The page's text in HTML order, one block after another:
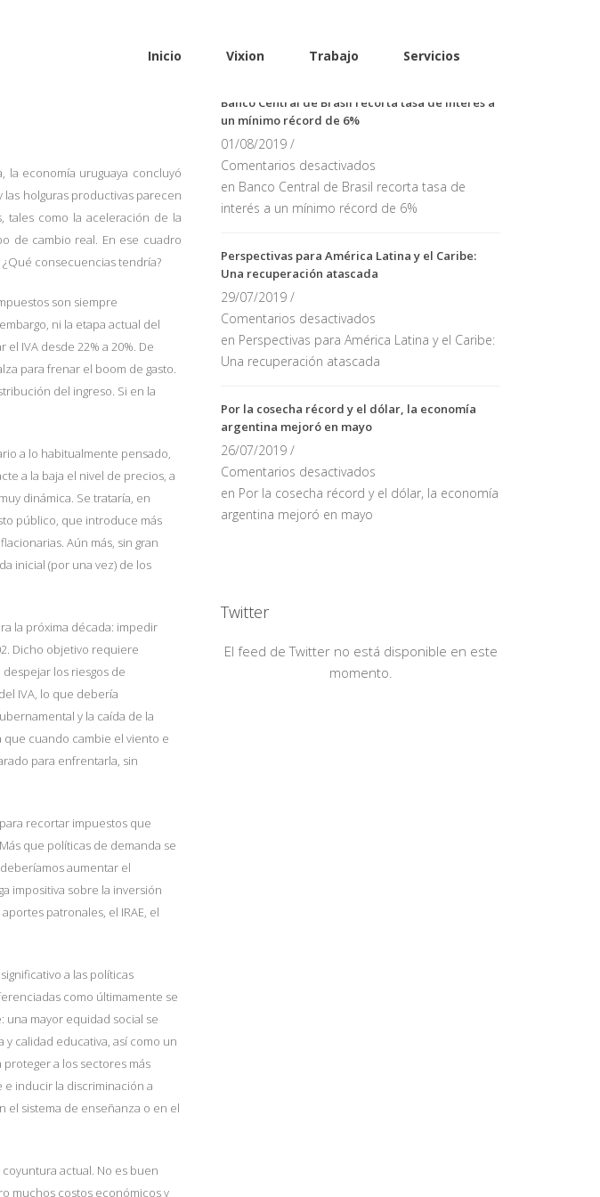
Inicio Vixion Trabajo Servicios
la economía uruguaya concluyó
holguras productivas parecen
tales como la aceleración de la
de cambio real. En ese cuadro
consecuencias tendría?
son siempre
ni la etapa actual del
IVA desde 22% a 20%. De
para frenar el boom de gasto.
del ingreso. Si en la
a lo habitualmente pensado,
a la baja el nivel de precios, a
dinámica. Se trataría, en
público, que introduce más
Aún más, sin gran
inicial (por una vez) de los
la próxima década: impedir
Dicho objetivo requiere
los riesgos de
IVA, lo que debería
y la caída de la
que cuando cambie el viento e
para enfrentarla, sin
recortar impuestos que
que políticas de demanda se
aumentar el
impositiva sobre la inversión
patronales, el IRAE, el
a las políticas
como últimamente se
una mayor equidad social se
calidad educativa, así como un
a los sectores más
inducir la discriminación a
el sistema de enseñanza o en el
actual. No es buen
muchos costos económicos y
Ultimas noticias
Banco Central de Brasil recorta tasa de interés a
un mínimo récord de 6%
01/08/2019 /
Comentarios desactivados
en Banco Central de Brasil recorta tasa de
interés a un mínimo récord de 6%
Perspectivas para América Latina y el Caribe:
Una recuperación atascada
29/07/2019 /
Comentarios desactivados
en Perspectivas para América Latina y el Caribe:
Una recuperación atascada
Por la cosecha récord y el dólar, la economía
argentina mejoró en mayo
26/07/2019 /
Comentarios desactivados
en Por la cosecha récord y el dólar, la economía
argentina mejoró en mayo
Twitter
El feed de Twitter no está disponible en este
momento.